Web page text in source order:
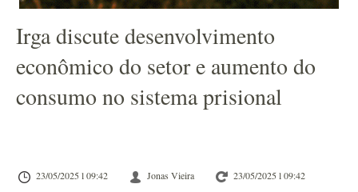
Irga discute desenvolvimento
econômico do setor e aumento do
consumo no sistema prisional
23/05/2025 l 09:42 Jonas Vieira 23/05/2025 l 09:42